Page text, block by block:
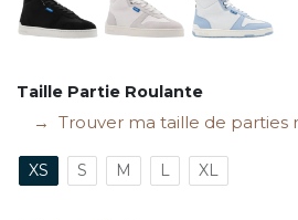
Taille Partie Roulante
Trouver ma taille de parties
XS S M L XL